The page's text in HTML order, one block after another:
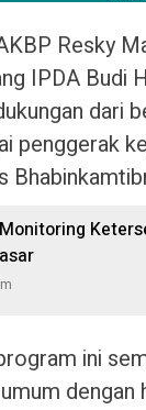
Resky
IPDA Budi
dari
penggerak
ini